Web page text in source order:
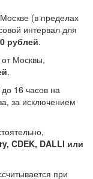
(в пределах
интервал для
рублей.
Москвы,
.
16 часов на
за исключением
CDEK, DALLI или
при